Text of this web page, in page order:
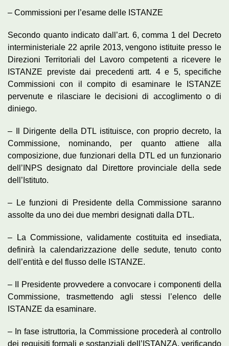
– Commissioni per l’esame delle ISTANZE
Secondo quanto indicato dall’art. 6, comma 1 del Decreto
interministeriale 22 aprile 2013, vengono istituite presso le
Direzioni Territoriali del Lavoro competenti a ricevere le
ISTANZE previste dai precedenti artt. 4 e 5, specifiche
Commissioni con il compito di esaminare le ISTANZE
pervenute e rilasciare le decisioni di accoglimento o di
diniego.
– Il Dirigente della DTL istituisce, con proprio decreto, la
Commissione, nominando, per quanto attiene alla
composizione, due funzionari della DTL ed un funzionario
dell’INPS designato dal Direttore provinciale della sede
dell’Istituto.
– Le funzioni di Presidente della Commissione saranno
assolte da uno dei due membri designati dalla DTL.
– La Commissione, validamente costituita ed insediata,
definirà la calendarizzazione delle sedute, tenuto conto
dell’entità e del flusso delle ISTANZE.
– II Presidente provvedere a convocare i componenti della
Commissione, trasmettendo agli stessi l’elenco delle
ISTANZE da esaminare.
– In fase istruttoria, la Commissione procederà al controllo
dei requisiti formali e sostanziali dell’ISTANZA, verificando